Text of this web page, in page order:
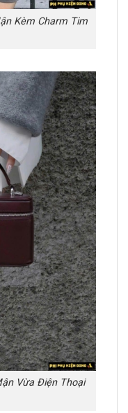
Kèm Charm Tim
Vừa Điện Thoại